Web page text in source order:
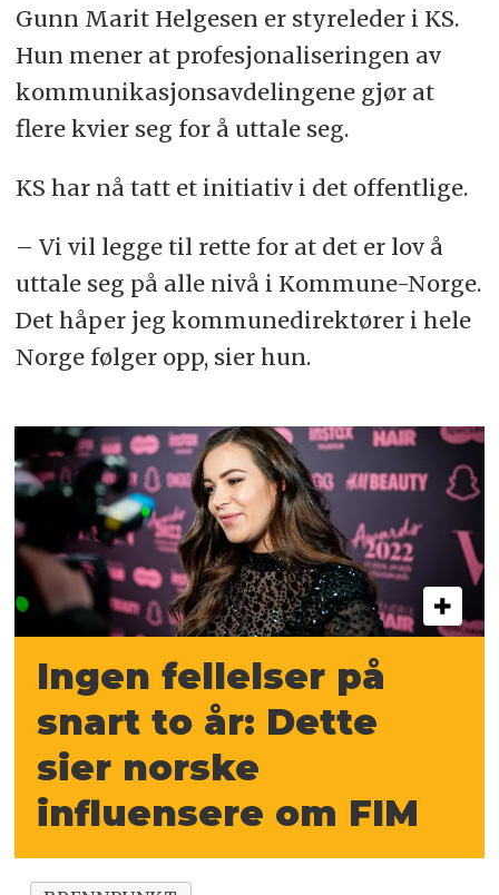
Gunn Marit Helgesen er styreleder i KS.
Hun mener at profesjonaliseringen av
kommunikasjonsavdelingene gjør at
flere kvier seg for å uttale seg.
KS har nå tatt et initiativ i det offentlige.
– Vi vil legge til rette for at det er lov å
uttale seg på alle nivå i Kommune-Norge.
Det håper jeg kommunedirektører i hele
Norge følger opp, sier hun.
Ingen fellelser på
snart to år: Dette
sier norske
influensere om FIM